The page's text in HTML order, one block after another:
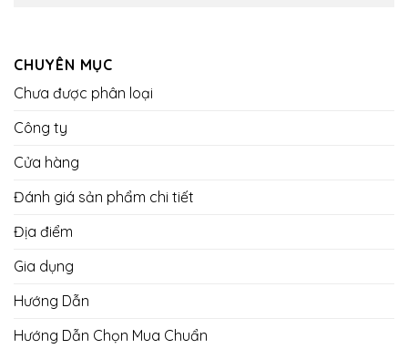
CHUYÊN MỤC
Chưa được phân loại
Công ty
Cửa hàng
Đánh giá sản phẩm chi tiết
Địa điểm
Gia dụng
Hướng Dẫn
Hướng Dẫn Chọn Mua Chuẩn